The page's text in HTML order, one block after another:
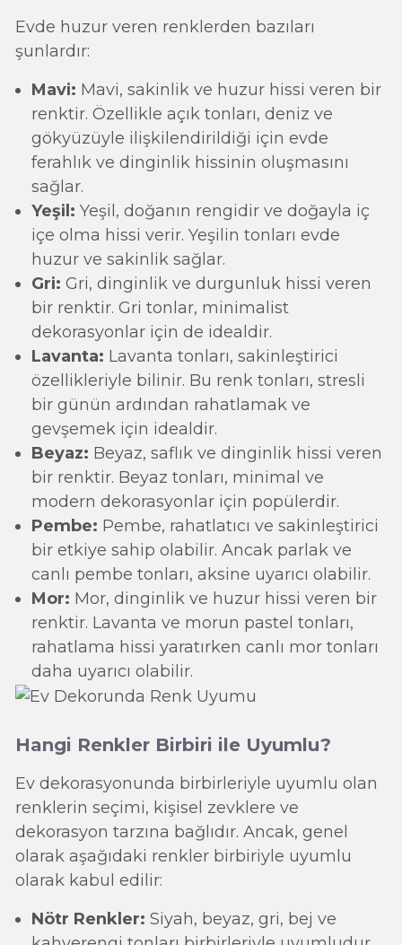
Evde huzur veren renklerden bazıları
şunlardır:
Mavi: Mavi, sakinlik ve huzur hissi veren bir
renktir. Özellikle açık tonları, deniz ve
gökyüzüyle ilişkilendirildiği için evde
ferahlık ve dinginlik hissinin oluşmasını
sağlar.
Yeşil: Yeşil, doğanın rengidir ve doğayla iç
içe olma hissi verir. Yeşilin tonları evde
huzur ve sakinlik sağlar.
Gri: Gri, dinginlik ve durgunluk hissi veren
bir renktir. Gri tonlar, minimalist
dekorasyonlar için de idealdir.
Lavanta: Lavanta tonları, sakinleştirici
özellikleriyle bilinir. Bu renk tonları, stresli
bir günün ardından rahatlamak ve
gevşemek için idealdir.
Beyaz: Beyaz, saflık ve dinginlik hissi veren
bir renktir. Beyaz tonları, minimal ve
modern dekorasyonlar için popülerdir.
Pembe: Pembe, rahatlatıcı ve sakinleştirici
bir etkiye sahip olabilir. Ancak parlak ve
canlı pembe tonları, aksine uyarıcı olabilir.
Mor: Mor, dinginlik ve huzur hissi veren bir
renktir. Lavanta ve morun pastel tonları,
rahatlama hissi yaratırken canlı mor tonları
daha uyarıcı olabilir.
Hangi Renkler Birbiri ile Uyumlu?
Ev dekorasyonunda birbirleriyle uyumlu olan
renklerin seçimi, kişisel zevklere ve
dekorasyon tarzına bağlıdır. Ancak, genel
olarak aşağıdaki renkler birbiriyle uyumlu
olarak kabul edilir:
Nötr Renkler: Siyah, beyaz, gri, bej ve